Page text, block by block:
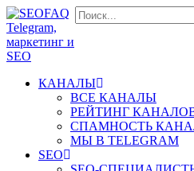
КАНАЛЫ
ВСЕ КАНАЛЫ
РЕЙТИНГ
СПАМНОСТЬ
МЫ В TELEGRAM
SEO